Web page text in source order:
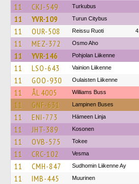
11 CKJ-549 Turkubus
11 YVR-109 Turun Citybus
11 OUR-508 Reissu Ruoti
11 MEZ-372 Osmo Aho
11 YVR-146 Pohjolan Liikenne
11 LSO-643 Vainion Liikenne
11 GOO-930 Oulaisten Liikenne
11 ÅL 4005 Williams Buss
11 GNF-631 Lampinen Buses
11 ENI-773 Hämeen Linja
11 JHT-389 Kosonen
11 OVB-575 Tokee
11 CRC-102 Vesma
11 CMH-847 Sudhomin Liikenne Ay
11 IMB-445 Muurinen